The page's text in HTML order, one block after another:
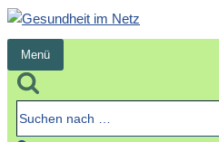
Menü
Navigation
umschalten